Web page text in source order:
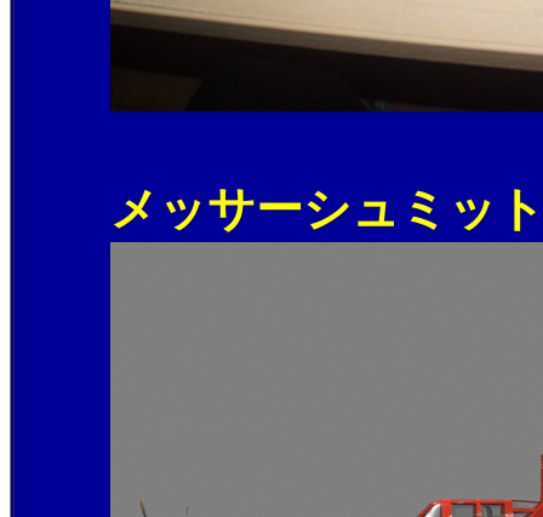
メッサーシュミッ